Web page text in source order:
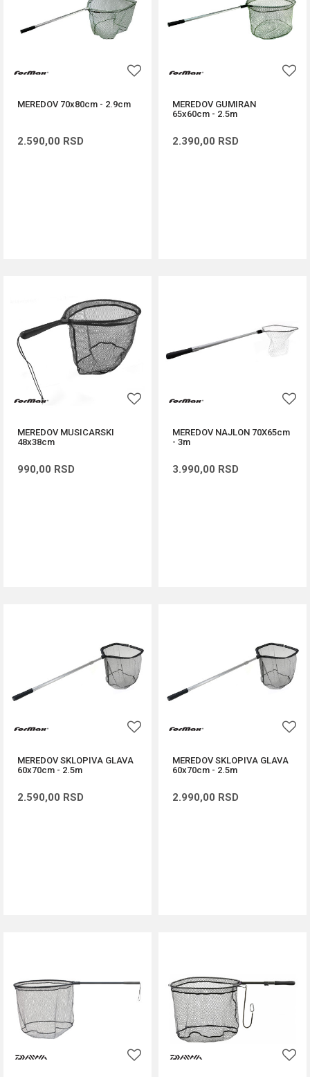
MEREDOV 70x80cm - 2.9cm
2.590,00 RSD
MEREDOV GUMIRAN
65x60cm - 2.5m
2.390,00 RSD
MEREDOV MUSICARSKI
48x38cm
990,00 RSD
MEREDOV NAJLON 70X65cm
- 3m
3.990,00 RSD
MEREDOV SKLOPIVA GLAVA
60x70cm - 2.5m
2.590,00 RSD
MEREDOV SKLOPIVA GLAVA
60x70cm - 2.5m
2.990,00 RSD